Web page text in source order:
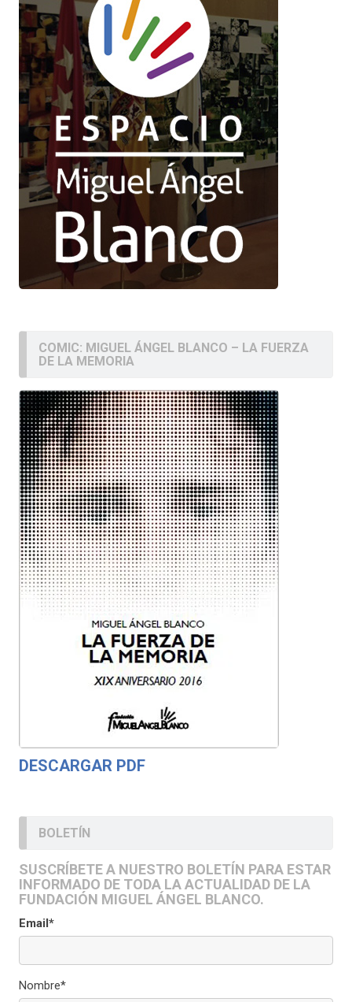
COMIC: MIGUEL ÁNGEL BLANCO – LA FUERZA
DE LA MEMORIA
DESCARGAR PDF
BOLETÍN
SUSCRÍBETE A NUESTRO BOLETÍN PARA ESTAR
INFORMADO DE TODA LA ACTUALIDAD DE LA
FUNDACIÓN MIGUEL ÁNGEL BLANCO.
Email*
Nombre*